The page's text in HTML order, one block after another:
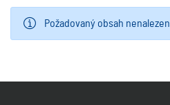
Požadovaný obsah nenalezen.